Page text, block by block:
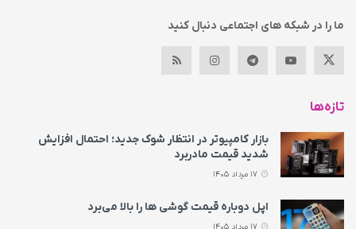
ما را در شبکه های اجتماعی دنبال کنید
تازه‌ها
بازار کامپیوتر در انتظار شوک جدید؛ احتمال افزایش
شدید قیمت مادربرد
اپل دوباره قیمت‌ گوشی ها را بالا می‌برد